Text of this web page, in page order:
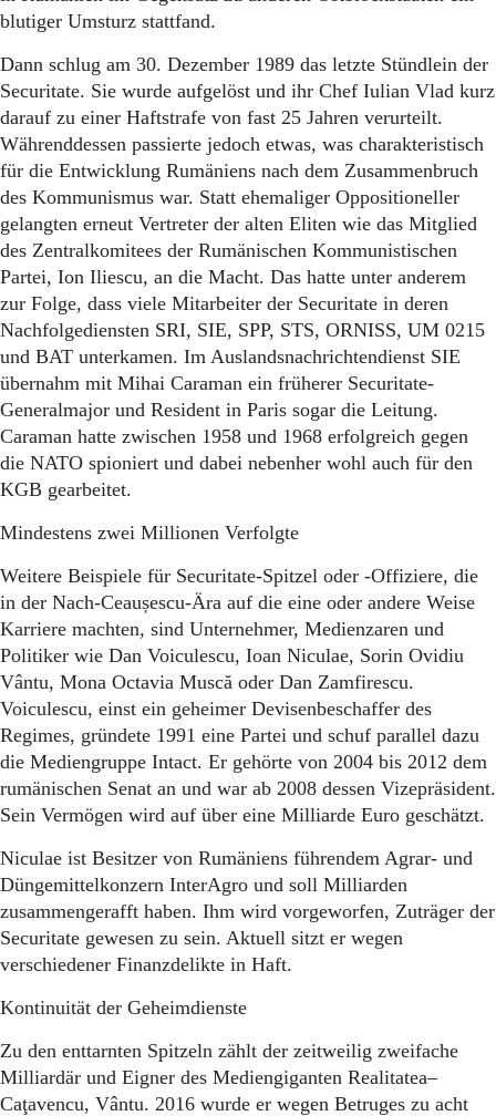
blutiger Umsturz stattfand.
Dann schlug am 30. Dezember 1989 das letzte Stündlein der
Securitate. Sie wurde aufgelöst und ihr Chef Iulian Vlad kurz
darauf zu einer Haftstrafe von fast 25 Jahren verurteilt.
Währenddessen passierte jedoch etwas, was charakteristisch
für die Entwicklung Rumäniens nach dem Zusammenbruch
des Kommunismus war. Statt ehemaliger Oppositioneller
gelangten erneut Vertreter der alten Eliten wie das Mitglied
des Zentralkomitees der Rumänischen Kommunistischen
Partei, Ion Iliescu, an die Macht. Das hatte unter anderem
zur Folge, dass viele Mitarbeiter der Securitate in deren
Nachfolgediensten SRI, SIE, SPP, STS, ORNISS, UM 0215
und BAT unterkamen. Im Auslandsnachrichtendienst SIE
übernahm mit Mihai Caraman ein früherer Securitate-
Generalmajor und Resident in Paris sogar die Leitung.
Caraman hatte zwischen 1958 und 1968 erfolgreich gegen
die NATO spioniert und dabei nebenher wohl auch für den
KGB gearbeitet.
Mindestens zwei Millionen Verfolgte
Weitere Beispiele für Securitate-Spitzel oder -Offiziere, die
in der Nach-Ceaușescu-Ära auf die eine oder andere Weise
Karriere machten, sind Unternehmer, Medienzaren und
Politiker wie Dan Voiculescu, Ioan Niculae, Sorin Ovidiu
Vântu, Mona Octavia Muscă oder Dan Zamfirescu.
Voiculescu, einst ein geheimer Devisenbeschaffer des
Regimes, gründete 1991 eine Partei und schuf parallel dazu
die Mediengruppe Intact. Er gehörte von 2004 bis 2012 dem
rumänischen Senat an und war ab 2008 dessen Vizepräsident.
Sein Vermögen wird auf über eine Milliarde Euro geschätzt.
Niculae ist Besitzer von Rumäniens führendem Agrar- und
Düngemittelkonzern InterAgro und soll Milliarden
zusammengerafft haben. Ihm wird vorgeworfen, Zuträger der
Securitate gewesen zu sein. Aktuell sitzt er wegen
verschiedener Finanzdelikte in Haft.
Kontinuität der Geheimdienste
Zu den enttarnten Spitzeln zählt der zeitweilig zweifache
Milliardär und Eigner des Mediengiganten Realitatea–
Caţavencu, Vântu. 2016 wurde er wegen Betruges zu acht